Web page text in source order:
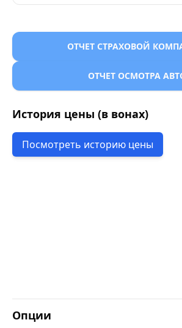
ОТЧЕТ СТРАХОВОЙ
ОТЧЕТ ОСМОТРА
История цены (в вонах)
Посмотреть историю цены
Опции